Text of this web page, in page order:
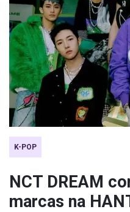
K-POP
NCT DREAM
marcas na